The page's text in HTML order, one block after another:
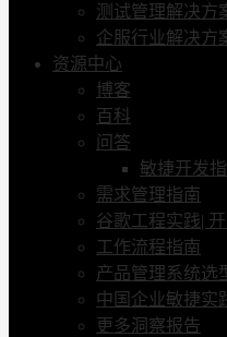
测试管理解决方
企服行业解决方
资源中心
博客
百科
问答
敏捷开发
需求管理指南
谷歌工程实践|
工作流程指南
产品管理系统选
中国企业敏捷实
更多洞察报告